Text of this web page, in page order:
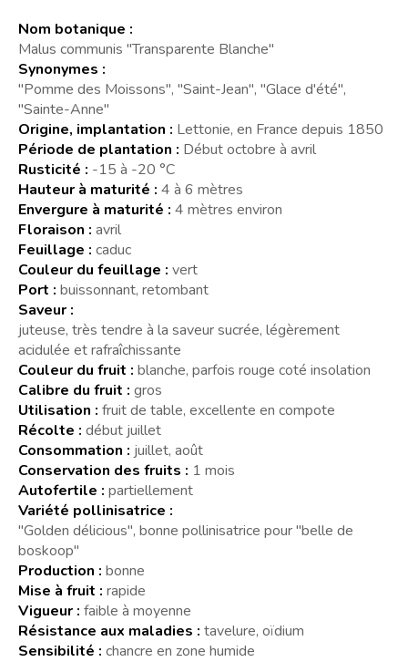
Nom botanique :
Malus communis "Transparente Blanche"
Synonymes :
"Pomme des Moissons", "Saint-Jean", "Glace d'été",
"Sainte-Anne"
Origine, implantation : Lettonie, en France depuis 1850
Période de plantation : Début octobre à avril
Rusticité : -15 à -20 °C
Hauteur à maturité : 4 à 6 mètres
Envergure à maturité : 4 mètres environ
Floraison : avril
Feuillage : caduc
Couleur du feuillage : vert
Port : buissonnant, retombant
Saveur :
juteuse, très tendre à la saveur sucrée, légèrement
acidulée et rafraîchissante
Couleur du fruit : blanche, parfois rouge coté insolation
Calibre du fruit : gros
Utilisation : fruit de table, excellente en compote
Récolte : début juillet
Consommation : juillet, août
Conservation des fruits : 1 mois
Autofertile : partiellement
Variété pollinisatrice :
"Golden délicious", bonne pollinisatrice pour "belle de
boskoop"
Production : bonne
Mise à fruit : rapide
Vigueur : faible à moyenne
Résistance aux maladies : tavelure, oïdium
Sensibilité : chancre en zone humide